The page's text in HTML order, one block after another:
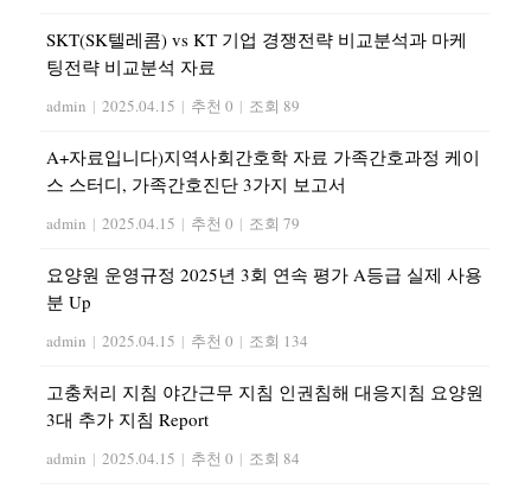
SKT(SK텔레콤) vs KT 기업 경쟁전략 비교분석과 마케
팅전략 비교분석 자료
admin | 2025.04.15 | 추천 0 | 조회 89
A+자료입니다)지역사회간호학 자료 가족간호과정 케이
스 스터디, 가족간호진단 3가지 보고서
admin | 2025.04.15 | 추천 0 | 조회 79
요양원 운영규정 2025년 3회 연속 평가 A등급 실제 사용
분 Up
admin | 2025.04.15 | 추천 0 | 조회 134
고충처리 지침 야간근무 지침 인권침해 대응지침 요양원
3대 추가 지침 Report
admin | 2025.04.15 | 추천 0 | 조회 84